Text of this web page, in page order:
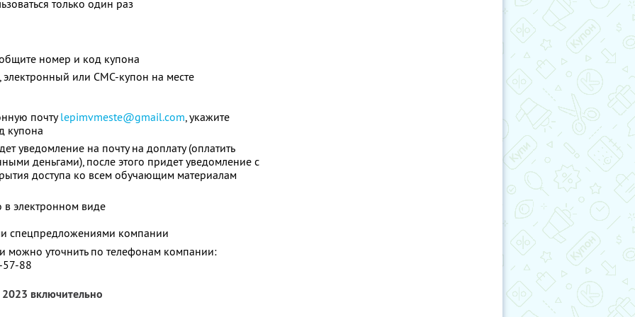
только один раз
номер и код купона
электронный или СМС-купон на месте
почтуlepimvmeste@gmail.com, укажите
купона
уведомление на почту на доплату (оплатить
деньгами), после этого придет уведомление с
доступа ко всем обучающим материалам
в электронном виде
спецпредложениями компании
уточнить по телефонам компании:
57-88
2023 включительно